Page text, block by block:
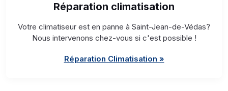
Réparation climatisation
Votre climatiseur est en panne à Saint-Jean-de-Védas?
Nous intervenons chez-vous si c'est possible !
Réparation Climatisation »